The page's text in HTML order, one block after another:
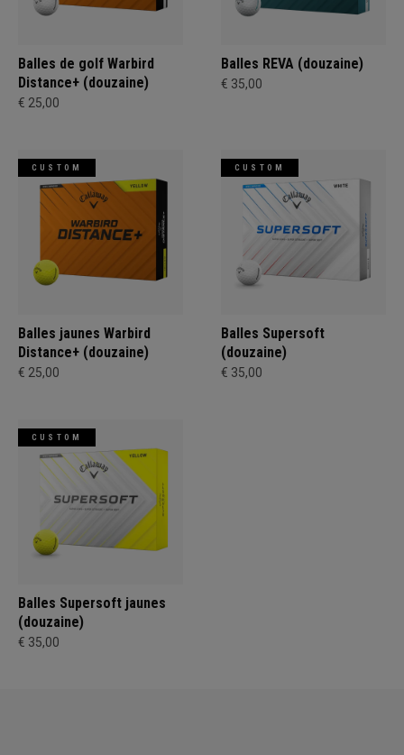
Balles de golf Warbird
Distance+ (douzaine)
€ 25,00
Balles REVA (douzaine)
€ 35,00
CUSTOM
Balles jaunes Warbird
Distance+ (douzaine)
€ 25,00
CUSTOM
Balles Supersoft
(douzaine)
€ 35,00
CUSTOM
Balles Supersoft jaunes
(douzaine)
€ 35,00